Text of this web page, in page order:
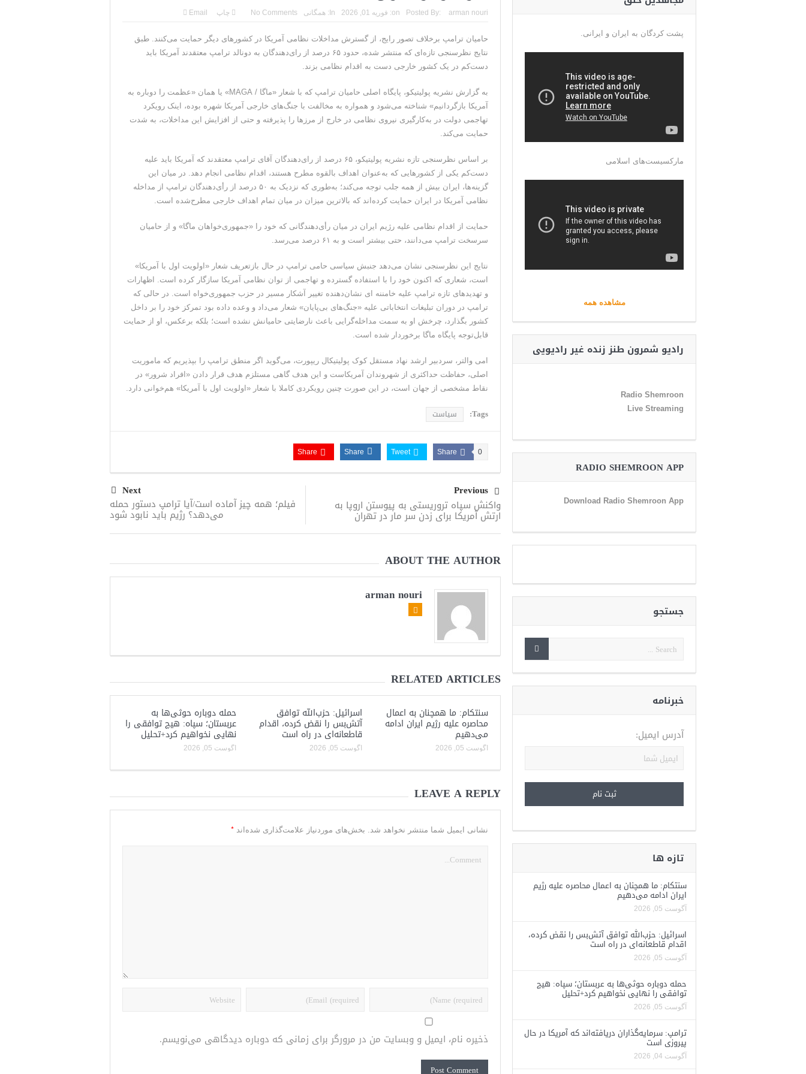
Posted By: arman nouri
on: فوریه 01, 2026 In: همگانی No Comments چاپ Email
حامیان ترامپ برخلاف تصور رایج، از گسترش مداخلات نظامی آمریکا در کشورهای دیگر حمایت می‌کنند. طبق
نتایج نظرسنجی تازه‌ای که منتشر شده، حدود ۶۵ درصد از رای‌دهندگان به دونالد ترامپ معتقدند آمریکا باید
دست‌کم در یک کشور خارجی دست به اقدام نظامی بزند.
به گزارش نشریه پولیتیکو، پایگاه اصلی حامیان ترامپ که با شعار «ماگا / MAGA» یا همان «عظمت را دوباره به
آمریکا بازگردانیم» شناخته می‌شود و همواره به مخالفت با جنگ‌های خارجی آمریکا شهره بوده، اینک رویکرد
تهاجمی دولت در به‌کارگیری نیروی نظامی در خارج از مرزها را پذیرفته و حتی از افزایش این مداخلات، به شدت
حمایت می‌کند.
بر اساس نظرسنجی تازه نشریه پولیتیکو، ۶۵ درصد از رای‌دهندگان آقای ترامپ معتقدند که آمریکا باید علیه
دست‌کم یکی از کشورهایی که به‌عنوان اهداف بالقوه مطرح هستند، اقدام نظامی انجام دهد. در میان این
گزینه‌‌ها، ایران بیش از همه جلب توجه می‌کند؛ به‌طوری که نزدیک به ۵۰ درصد از رأی‌دهندگان ترامپ از مداخله
نظامی آمریکا در ایران حمایت کرده‌اند که بالاترین میزان در میان تمام اهداف خارجی مطرح‌شده است.
حمایت از اقدام نظامی علیه رژیم ایران در میان رأی‌دهندگانی که خود را «جمهوری‌خواهان ماگا» و از حامیان
سرسخت ترامپ می‌دانند، حتی بیشتر است و به ۶۱ درصد می‌رسد.
نتایج این نظرسنجی نشان می‌دهد جنبش سیاسی حامی ترامپ در حال بازتعریف شعار «اولویت اول با آمریکا»
است، شعاری که اکنون خود را با استفاده گسترده و تهاجمی از توان نظامی آمریکا سازگار کرده است. اظهارات
و تهدیدهای تازه ترامپ علیه خامننه ای نشان‌دهنده تغییر آشکار مسیر در حزب جمهوری‌خواه است. در حالی که
ترامپ در دوران تبلیغات انتخاباتی علیه «جنگ‌های بی‌پایان» شعار می‌داد و وعده داده بود تمرکز خود را بر داخل
کشور بگذارد، چرخش او به سمت مداخله‌گرایی باعث نارضایتی حامیانش نشده است؛ بلکه برعکس، او از حمایت
قابل‌توجه پایگاه ماگا برخوردار شده است.
امی والتر، سردبیر ارشد نهاد مستقل کوک پولیتیکال ریپورت، می‌گوید اگر منطق ترامپ را بپذیریم که ماموریت
اصلی، حفاظت حداکثری از شهروندان آمریکاست و این هدف گاهی مستلزم هدف قرار دادن «افراد شرور» در
نقاط مشخصی از جهان است، در این صورت چنین رویکردی کاملا با شعار «اولویت اول با آمریکا» هم‌خوانی دارد.
Tags: سیاست
Share 0
Tweet
Share
Share
Previous
واکنش سپاه تروریستی به پیوستن اروپا به
ارتش آمریکا برای زدن سر مار در تهران
Next
فیلم؛ همه چیز آماده است/آیا ترامپ دستور حمله
می‌دهد؟ رژیم باید نابود شود
ABOUT THE AUTHOR
arman nouri
RELATED ARTICLES
سنتکام: ما همچنان به اعمال
محاصره علیه رژیم ایران ادامه
می‌دهیم
آگوست 05, 2026
اسرائیل: حزب‌الله توافق
آتش‌بس را نقض کرده، اقدام
قاطعانه‌ای در راه است
آگوست 05, 2026
حمله دوباره حوثی‌ها به
عربستان؛ سپاه: هیچ توافقی را
نهایی نخواهیم کرد+تحلیل
آگوست 05, 2026
LEAVE A REPLY
نشانی ایمیل شما منتشر نخواهد شد. بخش‌های موردنیاز علامت‌گذاری شده‌اند *
ذخیره نام، ایمیل و وبسایت من در مرورگر برای زمانی که دوباره دیدگاهی می‌نویسم.
پشت کردگان به ایران و ایرانی.
مارکسیست‌های اسلامی
مشاهده همه
رادیو شمرون طنز زنده غیر رادیویی
Radio Shemroon
Live Streaming
RADIO SHEMROON APP
Download Radio Shemroon App
جستجو
خبرنامه
آدرس ایمیل:
تازه ها
سنتکام: ما همچنان به اعمال محاصره علیه رژیم
ایران ادامه می‌دهیم
آگوست 05, 2026
اسرائیل: حزب‌الله توافق آتش‌بس را نقض کرده،
اقدام قاطعانه‌ای در راه است
آگوست 05, 2026
حمله دوباره حوثی‌ها به عربستان؛ سپاه: هیچ
توافقی را نهایی نخواهیم کرد+تحلیل
آگوست 05, 2026
ترامپ: سرمایه‌گذاران دریافته‌اند که آمریکا در حال
پیروزی است
آگوست 04, 2026